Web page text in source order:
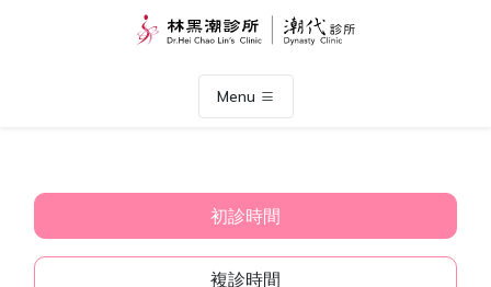
Menu
初診時間
複診時間